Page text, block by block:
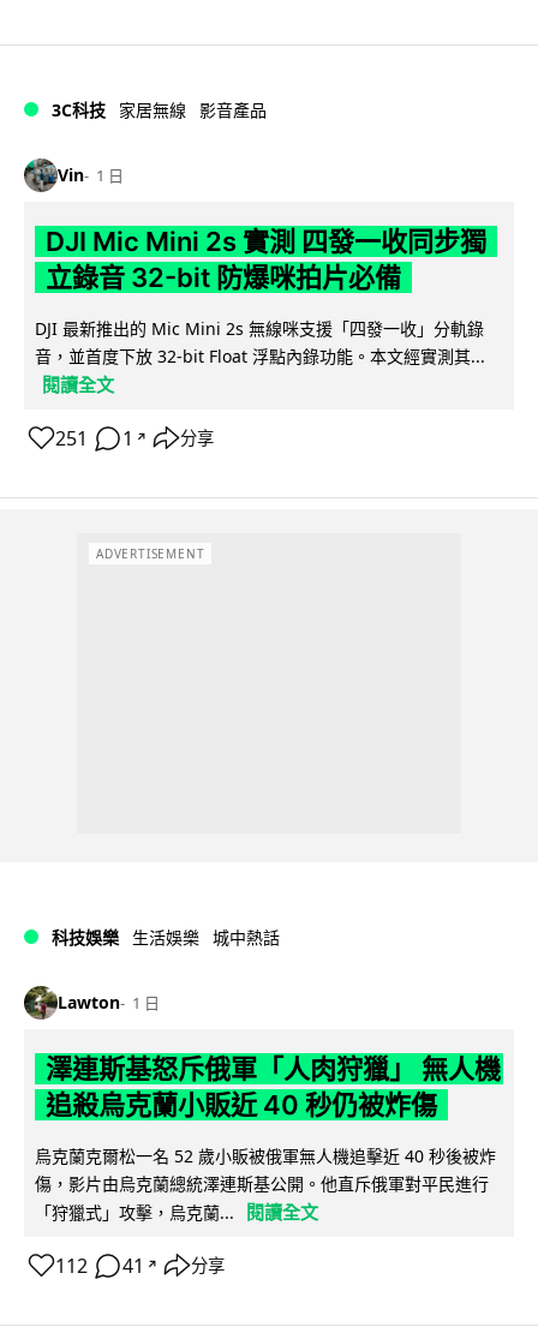
3C科技 家居無線 影音產品
Vin 1 日
DJI Mic Mini 2s 實測 四發一收同步獨
立錄音 32-bit 防爆咪拍片必備
DJI 最新推出的 Mic Mini 2s 無線咪支援「四發一收」分軌錄
音，並首度下放 32-bit Float 浮點內錄功能。本文經實測其...
閱讀全文
251 1 ↗ 分享
ADVERTISEMENT
科技娛樂 生活娛樂 城中熱話
Lawton 1 日
澤連斯基怒斥俄軍「人肉狩獵」 無人機
追殺烏克蘭小販近 40 秒仍被炸傷
烏克蘭克爾松一名 52 歲小販被俄軍無人機追擊近 40 秒後被炸
傷，影片由烏克蘭總統澤連斯基公開。他直斥俄軍對平民進行
「狩獵式」攻擊，烏克蘭...
閱讀全文
112 41 ↗ 分享